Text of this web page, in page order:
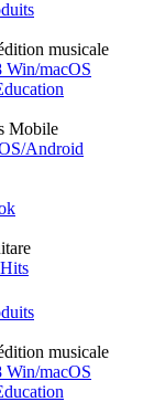
musicale
Win/macOS
Mobile
Android
musicale
Win/macOS